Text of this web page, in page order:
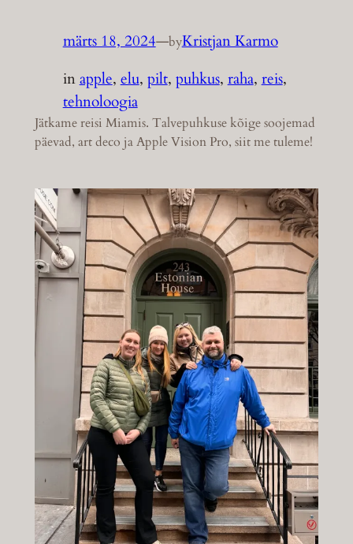
märts 18, 2024—byKristjan Karmo
inapple, elu, pilt, puhkus, raha, reis
tehnoloogia
Jätkame reisi Miamis. Talvepuhkuse kõige soojemad
päevad, art deco ja Apple Vision Pro, siit me tuleme!